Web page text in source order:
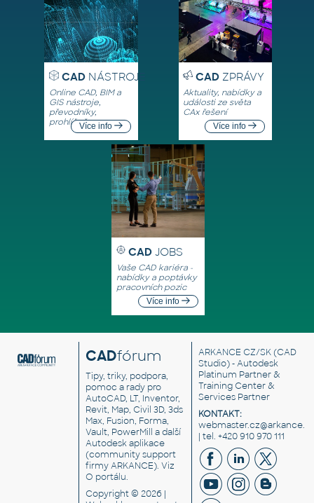
CADNÁSTROJE
Online CAD, BIM a
GIS nástroje,
převodníky,
prohlížečeVíce info
CADZPRÁVY
Aktuality, nabídky a
události ze světa
CAx řešení
Více info
CAD JOBS
Vaše CAD kariéra -
nabídky a poptávky
pracovních pozic
Více info
CADfórum
Tipy, triky, podpora,
pomoc a rady pro
AutoCAD, LT, Inventor,
Revit, Map, Civil 3D, 3ds
Max, Fusion, Forma,
Vault, PowerMill a další
Autodesk aplikace
(community support
firmy ARKANCE). Viz
O portálu.
Copyright © 2026 |
ARKANCE CZ/SK(CAD
Studio) - Autodesk
Platinum Partner &
Training Center &
Services Partner
KONTAKT:
| tel. +420 910 970 111